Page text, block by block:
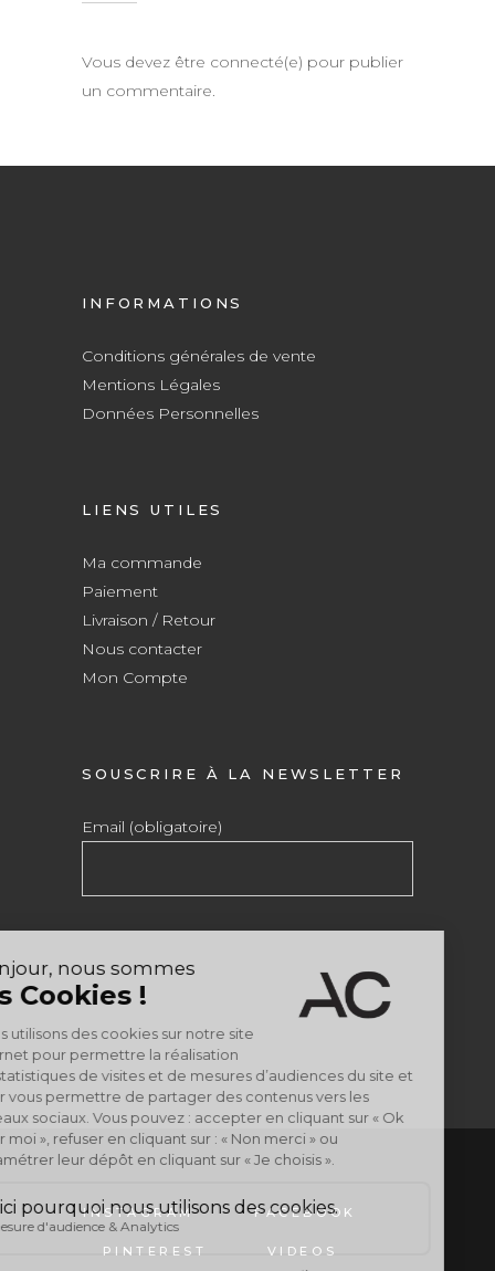
Vous devez être connecté(e) pour publier
un commentaire.
INFORMATIONS
Conditions générales de vente
Mentions Légales
Données Personnelles
LIENS UTILES
Ma commande
Paiement
Livraison / Retour
Nous contacter
Mon Compte
SOUSCRIRE À LA NEWSLETTER
Email (obligatoire)
INSTAGRAM FACEBOOK
PINTEREST VIDEOS